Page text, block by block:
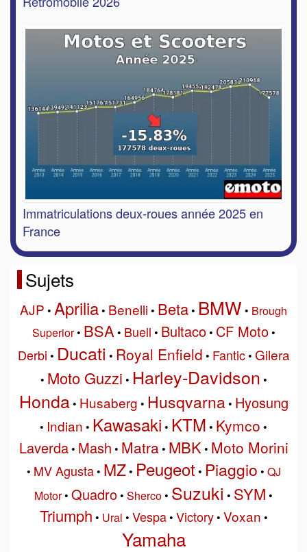
Immatriculations deux-roues année 2025 en
France
Sujets
AJP • Aprilia• Benelli• Beta• BMW • Brough
Superior• BSA• Buell • Bultaco• CF Moto•
Derbi • Ducati • Royal Enfield • Fantic• Gilera
• Moto Guzzi • Harley-Davidson •
Honda• Husaberg • Husqvarna• Hyosung
• Indian • Kawasaki • KTM • Kymco •
Laverda• Mash • Matra• MBK• Moto Morini
• MV Agusta• MZ• Peugeot • Piaggio • QJ
Motor• Quadro• Sherco• Suzuki • SYM •
Triumph • Ural • Vespa• Victory• Voxan •
Yamaha